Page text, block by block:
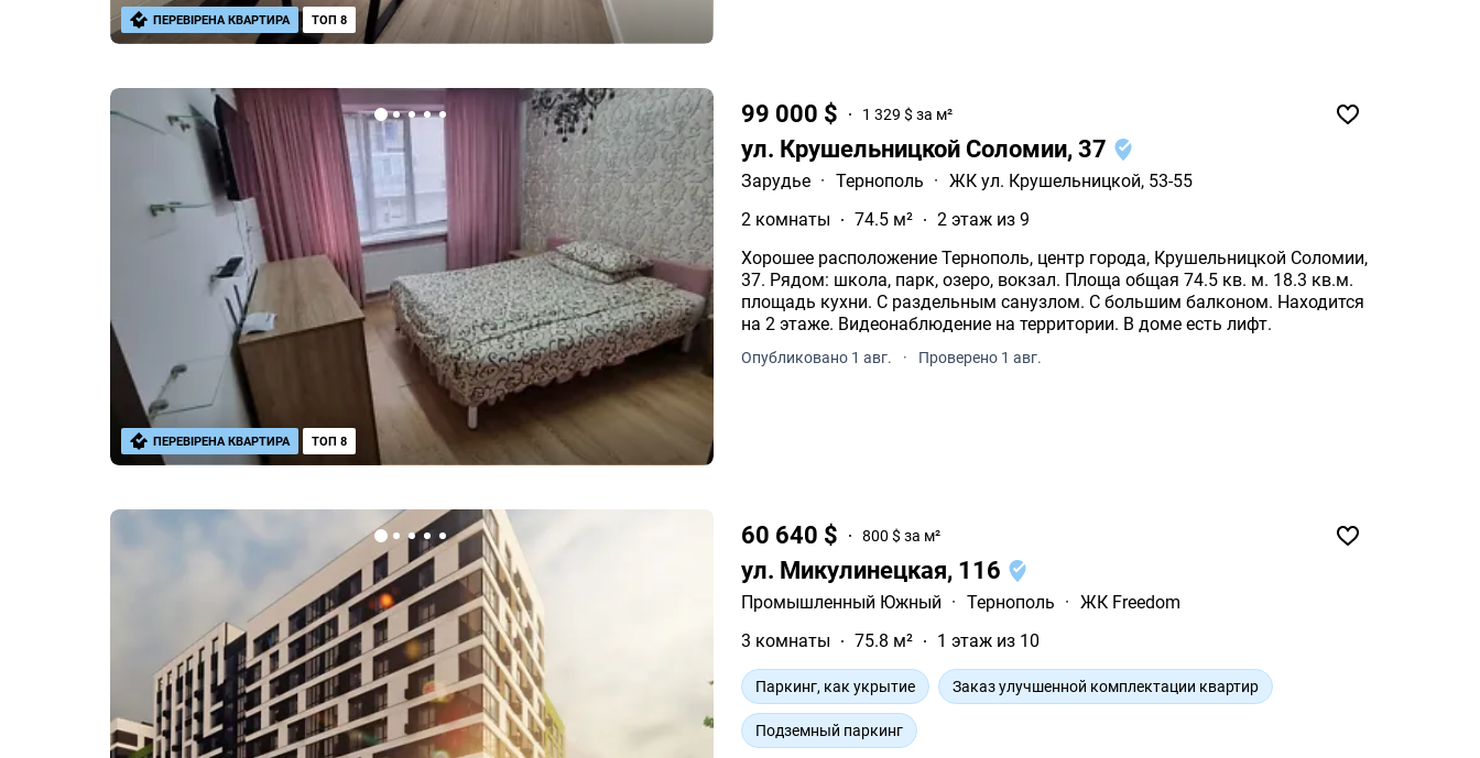
ПЕРЕВІРЕНА КВАРТИРА ТОП 8
99 000 $ 1 329 $ за м²
ул. Крушельницкой Соломии, 37
Зарудье · Тернополь · ЖК ул. Крушельницкой, 53-55
2 комнаты
74.5 м²
2 этаж из 9
Хорошее расположение Тернополь, центр города, Крушельницкой Соломии,
37. Рядом: школа, парк, озеро, вокзал. Площа общая 74.5 кв. м. 18.3 кв.м.
площадь кухни. С раздельным санузлом. С большим балконом. Находится
на 2 этаже. Видеонаблюдение на территории. В доме есть лифт.
Опубликовано 1 авг. · Проверено 1 авг.
ПЕРЕВІРЕНА КВАРТИРА ТОП 8
60 640 $ 800 $ за м²
ул. Микулинецкая, 116
Промышленный Южный · Тернополь · ЖК Freedom
3 комнаты
75.8 м² 1 этаж из 10
Паркинг, как укрытие Заказ улучшенной комплектации квартир
Подземный паркинг